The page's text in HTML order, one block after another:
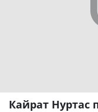
Кайрат Нуртас